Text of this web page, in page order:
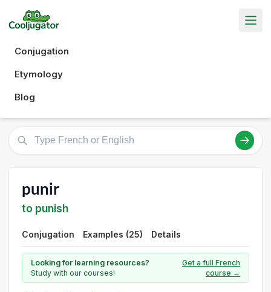
Conjugation
Etymology
Blog
punir
to punish
Conjugation Examples (25) Details
Looking for learning resources?
Study with our courses!
Get a full French
course →